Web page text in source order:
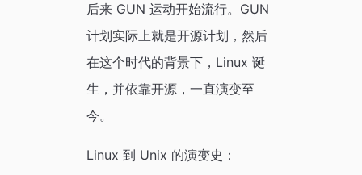
后来 GUN 运动开始流行。GUN
计划实际上就是开源计划，然后
在这个时代的背景下，Linux 诞
生，并依靠开源，一直演变至
今。
Linux 到 Unix 的演变史：